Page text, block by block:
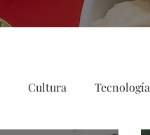
Cultura Tecnología